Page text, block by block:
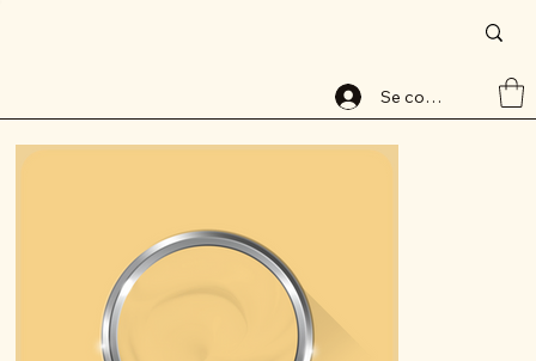
Se connecter
Peinture base aqueuse, 8121-1, lessivable, ALABAVELOURS, ALBAMAT